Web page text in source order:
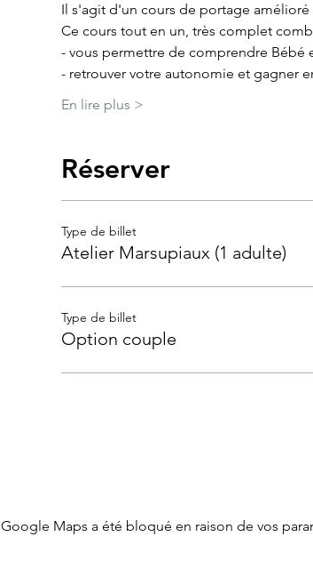
Il s'agit d'un cours de portage
Ce cours tout en un, très complet
- vous permettre de comprendre Bébé
- retrouver votre autonomie et gagner
En lire plus >
Réserver
Type de billet
Atelier Marsupiaux (1 adulte)
Type de billet
Option couple
Google Maps a été bloqué en raison de vos